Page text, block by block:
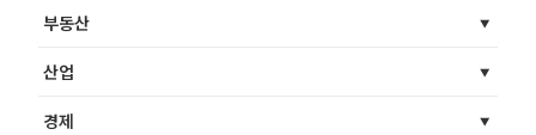
부동산
산업
경제